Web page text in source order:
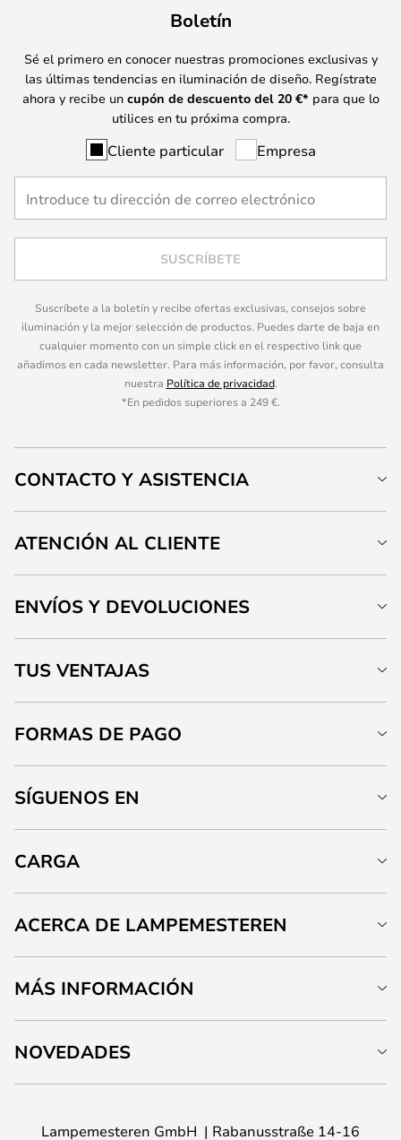
Boletín
Sé el primero en conocer nuestras promociones exclusivas y
las últimas tendencias en iluminación de diseño. Regístrate
ahora y recibe un cupón de descuento del 20 €* para que lo
utilices en tu próxima compra.
Cliente particular Empresa
SUSCRÍBETE
Suscríbete a la boletín y recibe ofertas exclusivas, consejos sobre
iluminación y la mejor selección de productos. Puedes darte de baja en
cualquier momento con un simple click en el respectivo link que
añadimos en cada newsletter. Para más información, por favor, consulta
nuestra Política de privacidad.
*En pedidos superiores a 249 €.
CONTACTO Y ASISTENCIA
ATENCIÓN AL CLIENTE
ENVÍOS Y DEVOLUCIONES
TUS VENTAJAS
FORMAS DE PAGO
SÍGUENOS EN
CARGA
ACERCA DE LAMPEMESTEREN
MÁS INFORMACIÓN
NOVEDADES
Lampemesteren GmbH Rabanusstraße 14-16